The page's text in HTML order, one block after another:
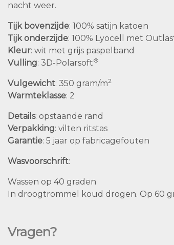
nacht weer.
Tijk bovenzijde: 100% satijn katoen
Tijk onderzijde: 100% Lyocell met
Kleur: wit met grijs paspelband
Vulling: 3D-Polarsoft®
Vulgewicht: 350 gram/m2
Warmteklasse: 2
Details: opstaande rand
Verpakking: vilten ritstas
Garantie: 5 jaar op fabricagefouten
Wasvoorschrift:
Wassen op 40 graden
In droogtrommel koud drogen. Op 60
Vragen?